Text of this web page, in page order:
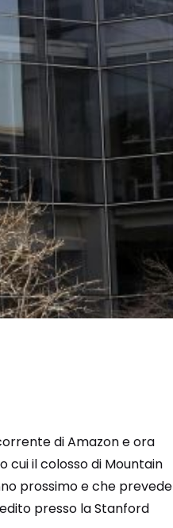
di Amazon e ora
cui il colosso di Mountain
prossimo e che prevede
presso la Stanford